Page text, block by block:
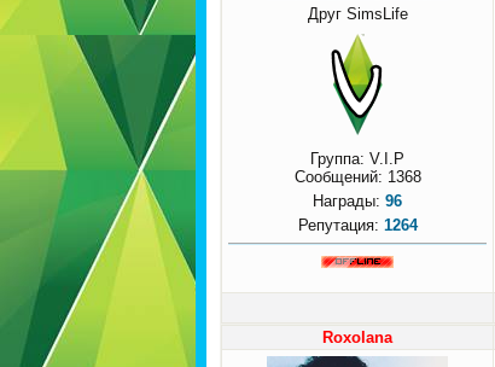
Друг SimsLife
Группа: V.I.P
Сообщений: 1368
Награды: 96
Репутация: 1264
Roxolana